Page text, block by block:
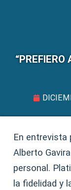
En entrevista
Alberto
personal.
la fidelidad y